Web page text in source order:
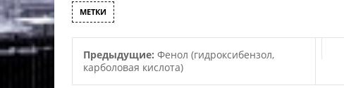
МЕТКИ
Предыдущие: Фенол (гидроксибензол,
карболовая кислота)